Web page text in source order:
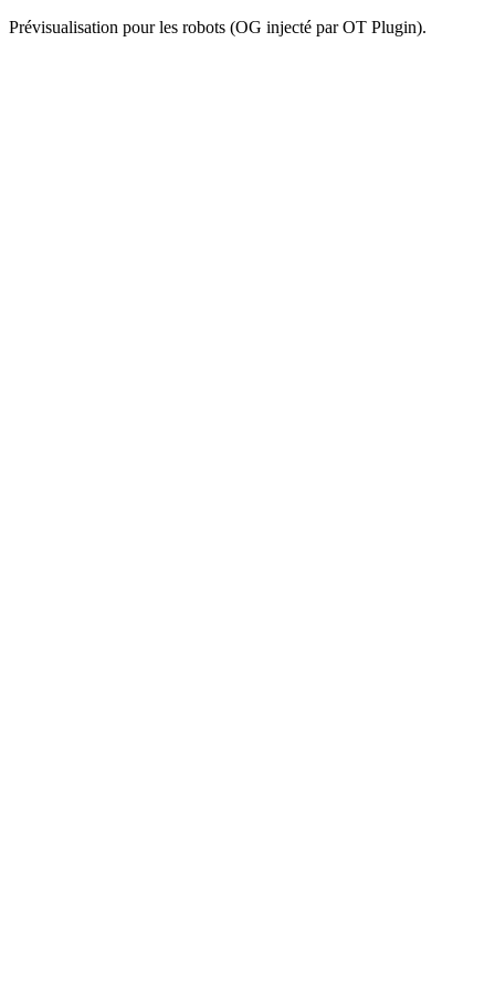
Prévisualisation pour les robots (OG injecté par OT Plugin).